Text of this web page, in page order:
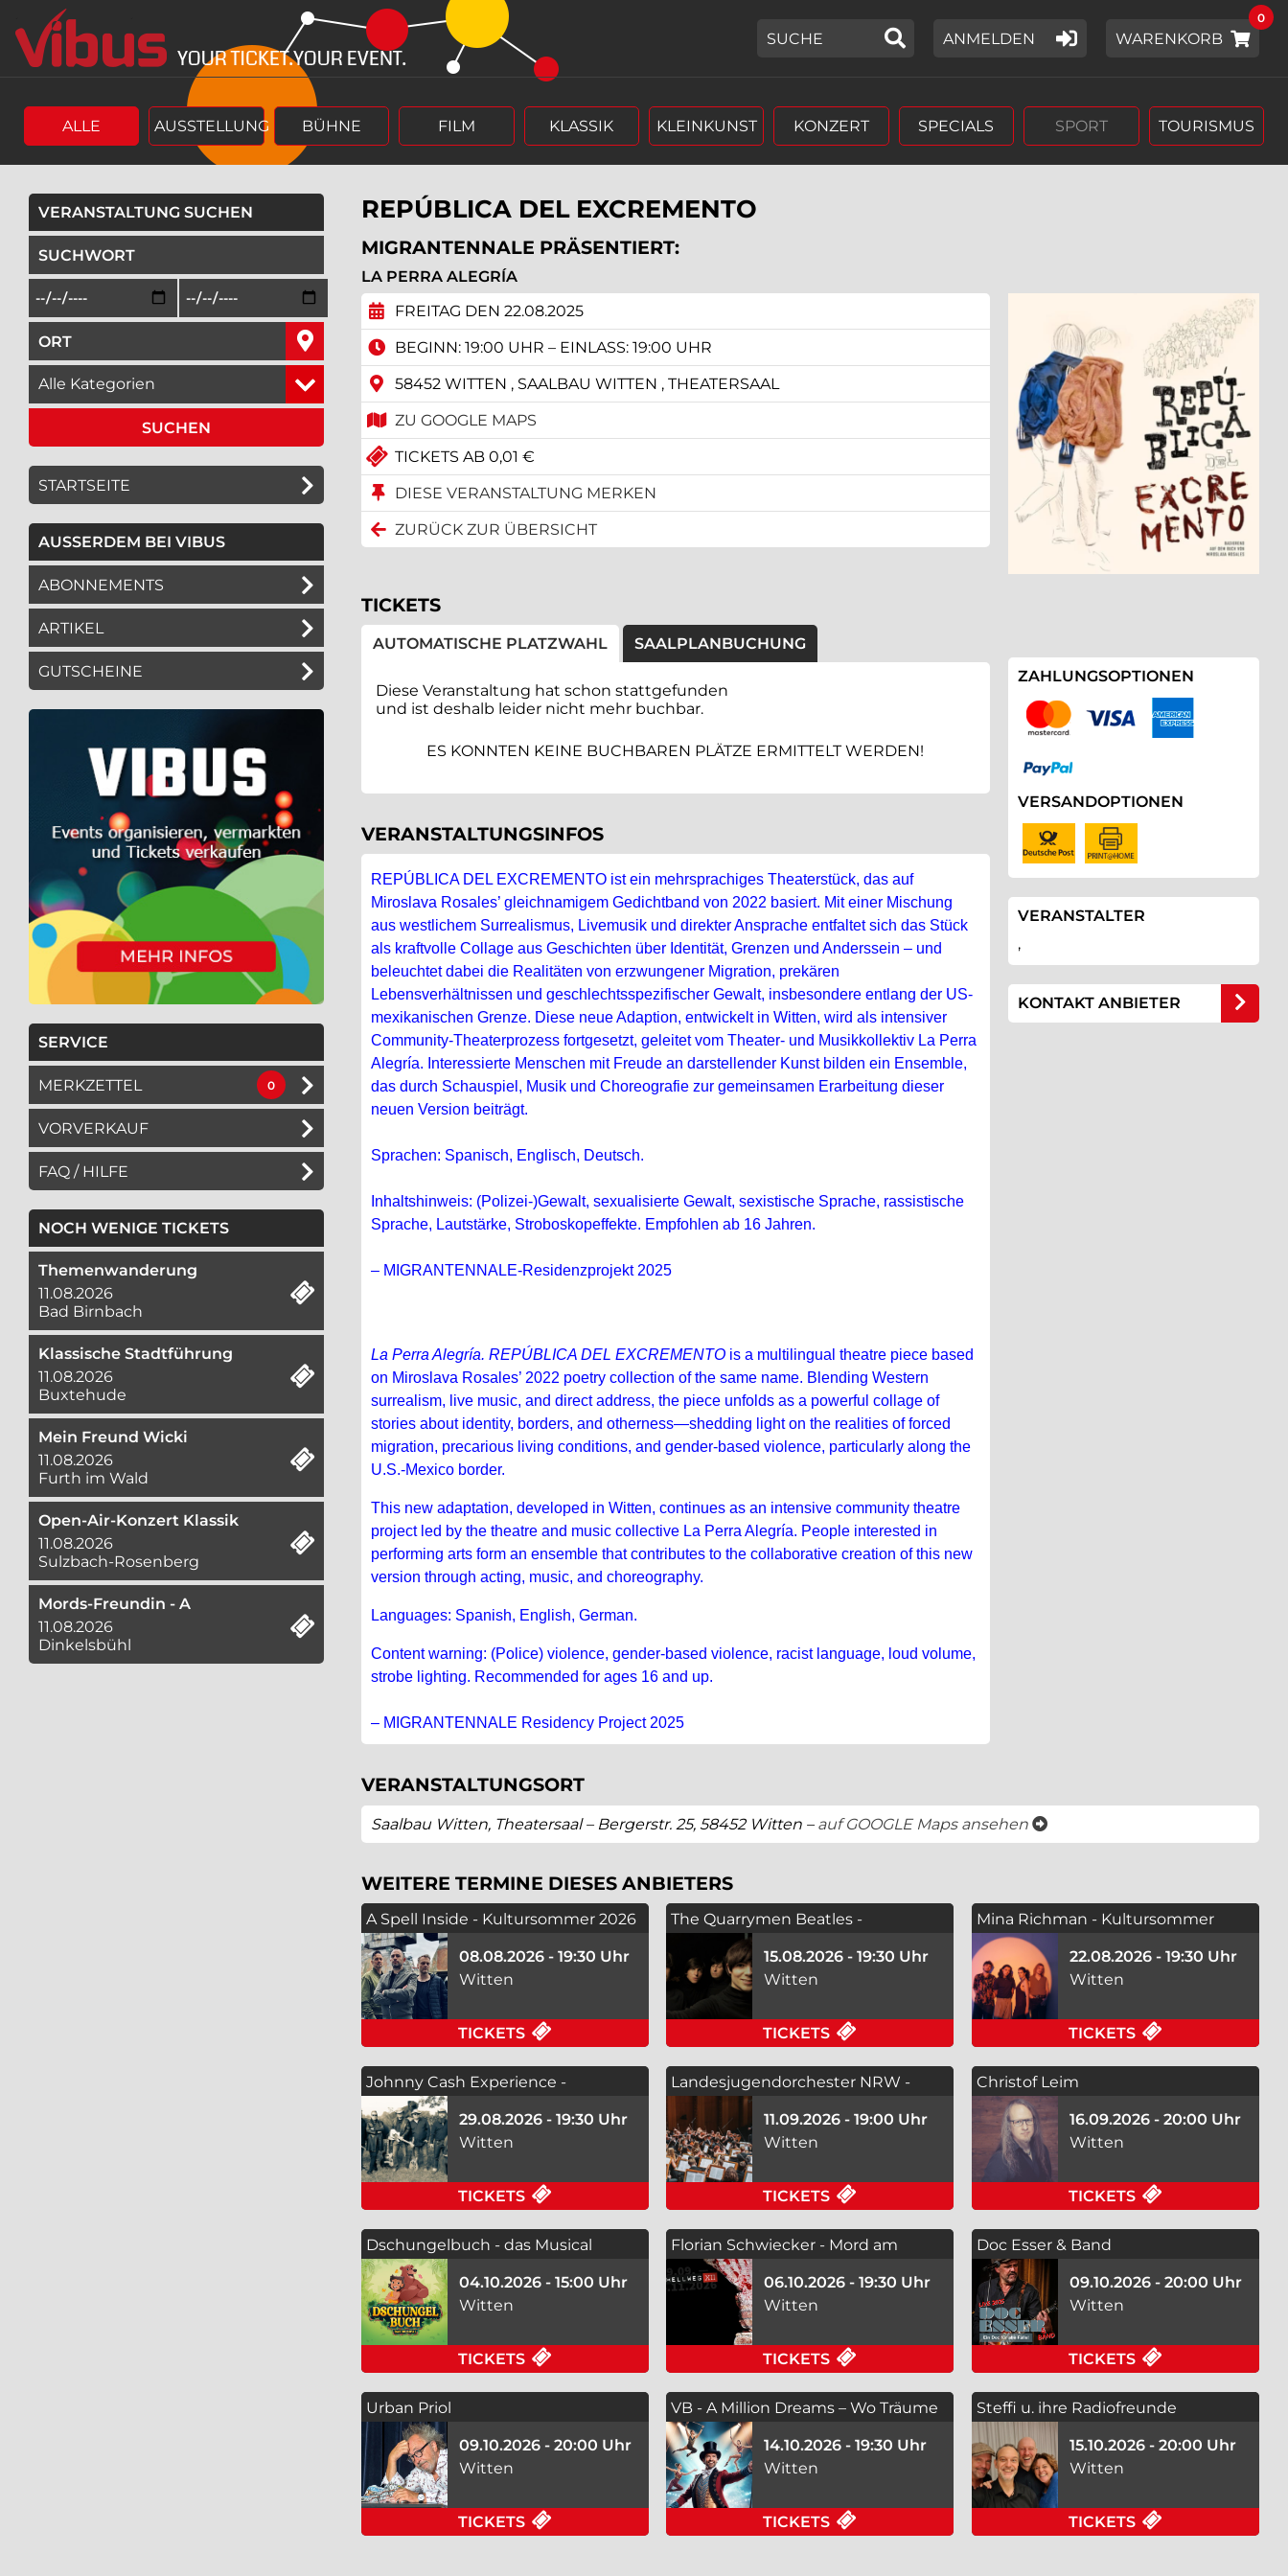
Springe
zum
Hauptinhalt
zum
Menü
GEBEN SIE HIER EIN SUCHWORT EIN,
ANMELDEN WARENKORB
0
ALLE AUSSTELLUNG BÜHNE FILM KLASSIK KLEINKUNST KONZERT SPECIALS SPORT TOURISMUS
VERANSTALTUNG SUCHEN
Beginn des Suchzeitraums in der Form Tag, Monat, Jahr (4 stellig),
Ende des Suchzeitraums in der Form Tag, Monat, Jahr (4 stellig),
geben Sie den Ort ein, in dem Sie suchen wollen,
wählen Sie eine Veranstaltungskategorie aus,
STARTSEITE
AUSSERDEM BEI VIBUS
ABONNEMENTS
ARTIKEL
GUTSCHEINE
SERVICE
MERKZETTEL 0
VORVERKAUF
FAQ / HILFE
NOCH WENIGE TICKETS
Themenwanderung
11.08.2026
Bad Birnbach
Klassische Stadtführung
11.08.2026
Buxtehude
Mein Freund Wicki
11.08.2026
Furth im Wald
Open-Air-Konzert Klassik
11.08.2026
Sulzbach-Rosenberg
Mords-Freundin - A
11.08.2026
Dinkelsbühl
REPÚBLICA DEL EXCREMENTO
MIGRANTENNALE PRÄSENTIERT:
LA PERRA ALEGRÍA
FREITAG DEN 22.08.2025
BEGINN: 19:00 UHR – EINLASS: 19:00 UHR
58452 WITTEN , SAALBAU WITTEN , THEATERSAAL
ZU GOOGLE MAPS
TICKETS AB 0,01 €
DIESE VERANSTALTUNG MERKEN
ZURÜCK ZUR ÜBERSICHT
TICKETS
AUTOMATISCHE PLATZWAHL SAALPLANBUCHUNG
Diese Veranstaltung hat schon stattgefunden
und ist deshalb leider nicht mehr buchbar.
ES KONNTEN KEINE BUCHBAREN PLÄTZE ERMITTELT WERDEN!
VERANSTALTUNGSINFOS
REPÚBLICA DEL EXCREMENTO ist ein mehrsprachiges Theaterstück, das auf
Miroslava Rosales’ gleichnamigem Gedichtband von 2022 basiert. Mit einer Mischung
aus westlichem Surrealismus, Livemusik und direkter Ansprache entfaltet sich das Stück
als kraftvolle Collage aus Geschichten über Identität, Grenzen und Anderssein – und
beleuchtet dabei die Realitäten von erzwungener Migration, prekären
Lebensverhältnissen und geschlechtsspezifischer Gewalt, insbesondere entlang der US-
mexikanischen Grenze. Diese neue Adaption, entwickelt in Witten, wird als intensiver
Community-Theaterprozess fortgesetzt, geleitet vom Theater- und Musikkollektiv La Perra
Alegría. Interessierte Menschen mit Freude an darstellender Kunst bilden ein Ensemble,
das durch Schauspiel, Musik und Choreografie zur gemeinsamen Erarbeitung dieser
neuen Version beiträgt.
Sprachen: Spanisch, Englisch, Deutsch.
Inhaltshinweis: (Polizei-)Gewalt, sexualisierte Gewalt, sexistische Sprache, rassistische
Sprache, Lautstärke, Stroboskopeffekte. Empfohlen ab 16 Jahren.
– MIGRANTENNALE-Residenzprojekt 2025
La Perra Alegría. REPÚBLICA DEL EXCREMENTOis a multilingual theatre piece based
on Miroslava Rosales’ 2022 poetry collection of the same name. Blending Western
surrealism, live music, and direct address, the piece unfolds as a powerful collage of
stories about identity, borders, and otherness—shedding light on the realities of forced
migration, precarious living conditions, and gender-based violence, particularly along the
U.S.-Mexico border.
This new adaptation, developed in Witten, continues as an intensive community theatre
project led by the theatre and music collective La Perra Alegría. People interested in
performing arts form an ensemble that contributes to the collaborative creation of this new
version through acting, music, and choreography.
Languages: Spanish, English, German.
Content warning: (Police) violence, gender-based violence, racist language, loud volume,
strobe lighting. Recommended for ages 16 and up.
– MIGRANTENNALE Residency Project 2025
ZAHLUNGSOPTIONEN
VERSANDOPTIONEN
VERANSTALTER
,
KONTAKT ANBIETER
VERANSTALTUNGSORT
Saalbau Witten, Theatersaal – Bergerstr. 25, 58452 Witten – auf GOOGLE Maps ansehen öffnet ein neues Fenster
WEITERE TERMINE DIESES ANBIETERS
A Spell Inside - Kultursommer 2026
08.08.2026 - 19:30 Uhr
Witten
TICKETS FÜR A SPELL INSIDE - KULTURSOMMER 2026 AM 08.08.2026 IN WITTEN
The Quarrymen Beatles -
Kultursommer 2026
15.08.2026 - 19:30 Uhr
Witten
TICKETS FÜR THE QUARRYMEN BEATLES - KULTURSOMMER
Mina Richman - Kultursommer
2026
22.08.2026 - 19:30 Uhr
Witten
TICKETS
Johnny Cash Experience -
Kultursommer 2026
29.08.2026 - 19:30 Uhr
Witten
TICKETS FÜR JOHNNY CASH EXPERIENCE - KULTURSOMMER 2026 AM 29.08.2026 IN WITTEN
Landesjugendorchester NRW -
Heimweh
11.09.2026 - 19:00 Uhr
Witten
TICKETS FÜR LANDESJUGENDORCHESTER NRW - HEIMWEH
Christof Leim
16.09.2026 - 20:00 Uhr
Witten
TICKETS
Dschungelbuch - das Musical
04.10.2026 - 15:00 Uhr
Witten
TICKETS FÜR DSCHUNGELBUCH - DAS MUSICAL AM 04.10.2026 IN WITTEN
Florian Schwiecker - Mord am
Hellweg
06.10.2026 - 19:30 Uhr
Witten
TICKETS FÜR FLORIAN SCHWIECKER - MORD AM HELLWEG
Doc Esser & Band
09.10.2026 - 20:00 Uhr
Witten
TICKETS
Urban Priol
09.10.2026 - 20:00 Uhr
Witten
TICKETS FÜR URBAN PRIOL AM 09.10.2026 IN WITTEN
VB - A Million Dreams – Wo Träume
das Licht der ..
14.10.2026 - 19:30 Uhr
Witten
TICKETS FÜR VB - A MILLION DREAMS – WO TRÄUME DAS
Steffi u. ihre Radiofreunde
15.10.2026 - 20:00 Uhr
Witten
TICKETS